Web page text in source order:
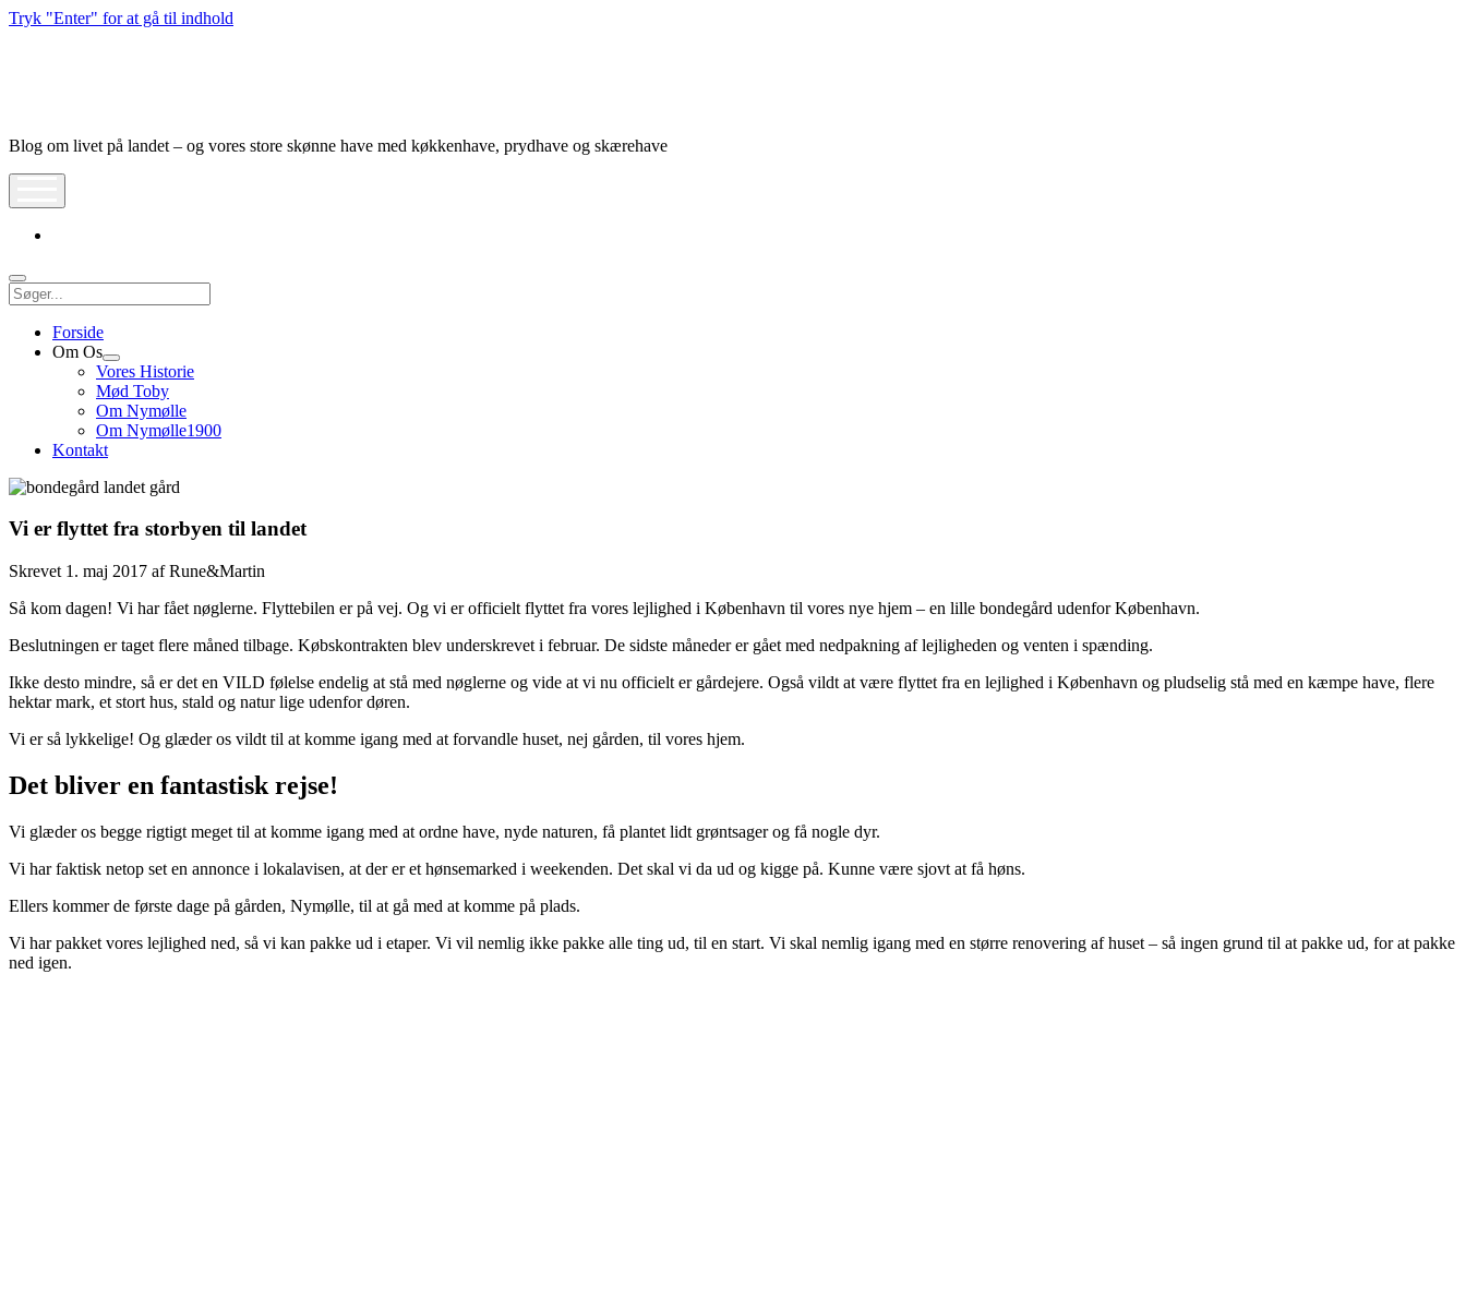
Tryk "Enter" for at gå til indhold
Blog om livet på landet – og vores store skønne have med køkkenhave, prydhave og skærehave
Søg
Forside
Om Os
Åbn
dropdown
meny
Vores Historie
Mød Toby
Om Nymølle
Om Nymølle1900
Kontakt
Vi er flyttet fra storbyen til landet
Skrevet 1. maj 2017 afRune&Martin
Så kom dagen! Vi har fået nøglerne. Flyttebilen er på vej. Og vi er officielt flyttet fra vores lejlighed i København til vores nye hjem – en lille bondegård udenfor København.
Beslutningen er taget flere måned tilbage. Købskontrakten blev underskrevet i februar. De sidste måneder er gået med nedpakning af lejligheden og venten i spænding.
Ikke desto mindre, så er det en VILD følelse endelig at stå med nøglerne og vide at vi nu officielt er gårdejere. Også vildt at være flyttet fra en lejlighed i København og pludselig stå med en kæmpe have, flere
hektar mark, et stort hus, stald og natur lige udenfor døren.
Vi er så lykkelige! Og glæder os vildt til at komme igang med at forvandle huset, nej gården, til vores hjem.
Det bliver en fantastisk rejse!
Vi glæder os begge rigtigt meget til at komme igang med at ordne have, nyde naturen, få plantet lidt grøntsager og få nogle dyr.
Vi har faktisk netop set en annonce i lokalavisen, at der er et hønsemarked i weekenden. Det skal vi da ud og kigge på. Kunne være sjovt at få høns.
Ellers kommer de første dage på gården, Nymølle, til at gå med at komme på plads.
Vi har pakket vores lejlighed ned, så vi kan pakke ud i etaper. Vi vil nemlig ikke pakke alle ting ud, til en start. Vi skal nemlig igang med en større renovering af huset – så ingen grund til at pakke ud, for at pakke
ned igen.